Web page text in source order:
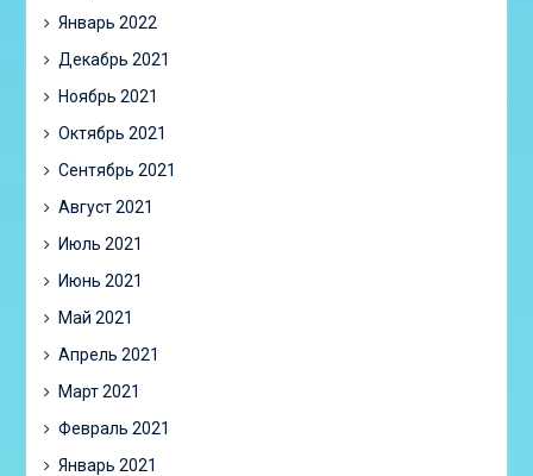
Январь 2022
Декабрь 2021
Ноябрь 2021
Октябрь 2021
Сентябрь 2021
Август 2021
Июль 2021
Июнь 2021
Май 2021
Апрель 2021
Март 2021
Февраль 2021
Январь 2021